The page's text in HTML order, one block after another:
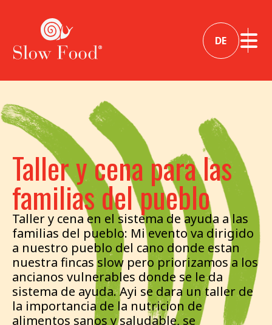
DE
Taller y cena para las
familias del pueblo
Taller y cena en el sistema de ayuda a las
familias del pueblo: Mi evento va dirigido
a nuestro pueblo del cano donde estan
nuestra fincas slow pero priorizamos a los
ancianos vulnerables donde se le da
sistema de ayuda. Ayi se dara un taller de
la importancia de la nutricion de
alimentos sanos y saludable, se